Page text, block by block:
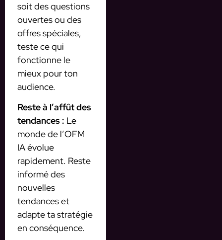
soit des questions
ouvertes ou des
offres spéciales,
teste ce qui
fonctionne le
mieux pour ton
audience.
Reste à l’affût des
tendances : Le
monde de l’OFM
IA évolue
rapidement. Reste
informé des
nouvelles
tendances et
adapte ta stratégie
en conséquence.